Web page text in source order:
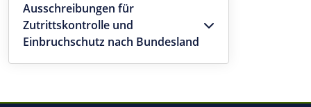
Ausschreibungen für
Zutrittskontrolle und
Einbruchschutz nach Bundesland